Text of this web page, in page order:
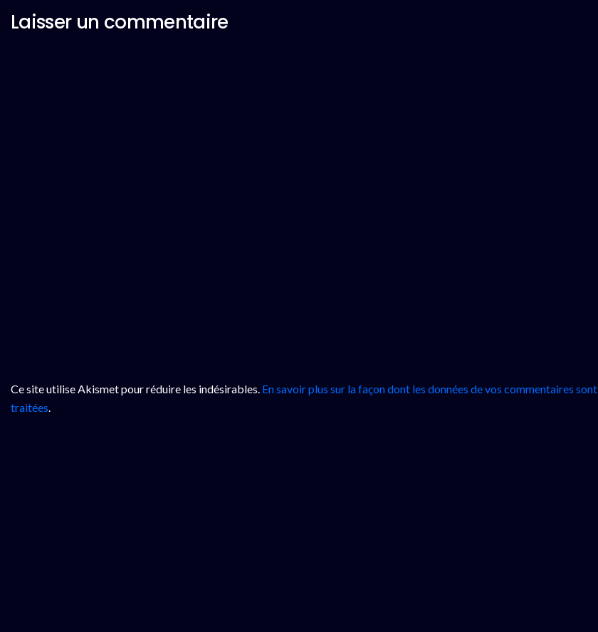
Laisser un commentaire
Ce site utilise Akismet pour réduire les indésirables. En savoir plus sur la façon dont les données de vos commentaires sont
traitées.